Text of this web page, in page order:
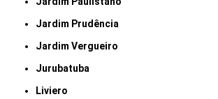
Jardim Prudência
Jardim Vergueiro
Jurubatuba
Liviero